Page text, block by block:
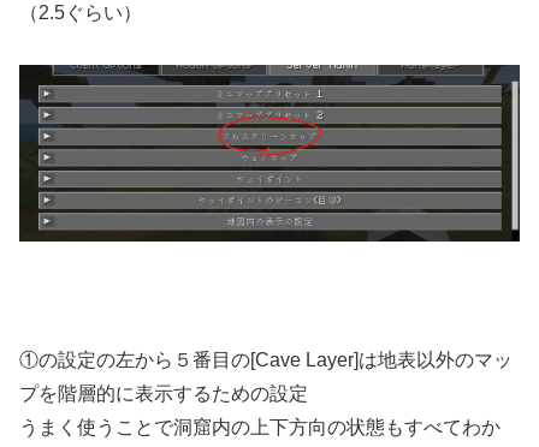
（2.5ぐらい）
①の設定の左から５番目の[Cave Layer]は地表以外のマッ
プを階層的に表示するための設定
うまく使うことで洞窟内の上下方向の状態もすべてわか